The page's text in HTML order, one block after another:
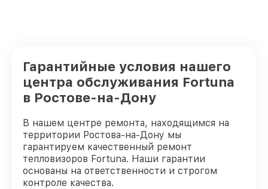
Гарантийные условия нашего
центра обслуживания Fortuna
в Ростове-на-Дону
В нашем центре ремонта, находящимся на
территории Ростова-на-Дону мы
гарантируем качественный ремонт
тепловизоров Fortuna. Наши гарантии
основаны на ответственности и строгом
контроле качества.